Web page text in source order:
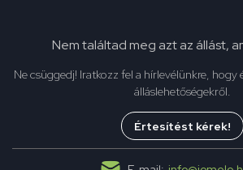
Nem találtad meg azt az állást,
Ne csüggedj! Iratkozz fel a hírlevélünkre,
álláslehetőségekről.
Értesítést kérek!